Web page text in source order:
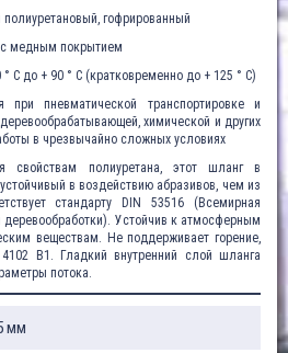
полиуретановый, гофрированный
с медным покрытием
° C до + 90 ° C (кратковременно до + 125 ° C)
при пневматической транспортировке и
химической и других
в чрезвычайно сложных условиях
свойствам полиуретана, этот шланг в
в воздействию абразивов, чем из
стандарту DIN 53516 (Всемирная
деревообработки). Устойчив к атмосферным
веществам. Не поддерживает горение,
4102 B1. Гладкий внутренний слой шланга
потока.
мм